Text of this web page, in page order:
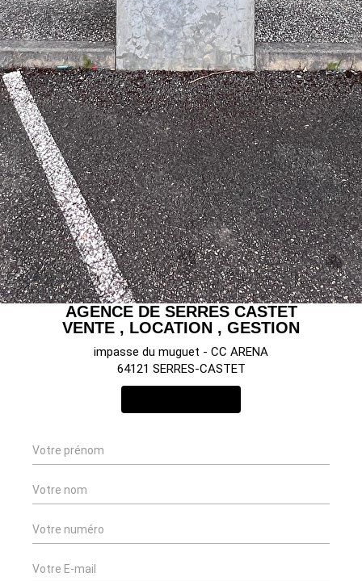
AGENCE DE SERRES CASTET
VENTE , LOCATION , GESTION
impasse du muguet - CC ARENA
64121 SERRES-CASTET